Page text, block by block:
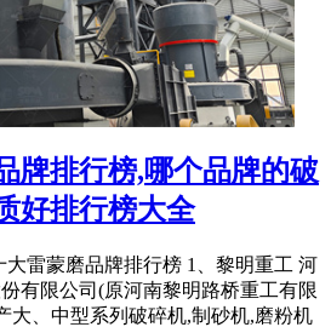
牌排行榜,哪个品牌的破
好排行榜大全
大雷蒙磨品牌排行榜 1、黎明重工 河
有限公司(原河南黎明路桥重工有限
大、中型系列破碎机,制砂机,磨粉机